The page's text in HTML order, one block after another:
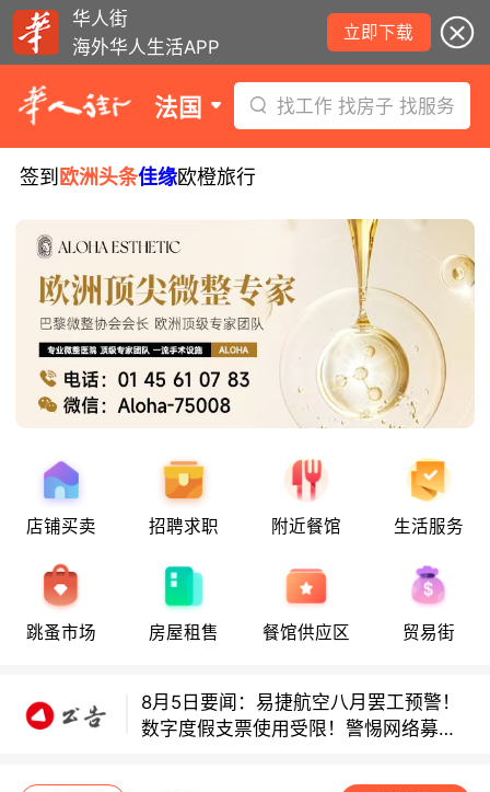
华人街
海外华人生活APP
立即下载
法国 找工作 找房子 找服务
签到 欧洲头条佳缘欧橙旅行
店铺买卖 招聘求职 附近餐馆 生活服务
跳蚤市场 房屋租售 餐馆供应区 贸易街
8月5日要闻：易捷航空八月罢工预警！
数字度假支票使用受限！警惕网络募捐
无栏杆收费站逃费将重罚！
多款避孕套因安全缺陷召回！
多款避孕套因安全缺陷召回！
数字度假支票使用受限！警惕网络募捐
骗局！